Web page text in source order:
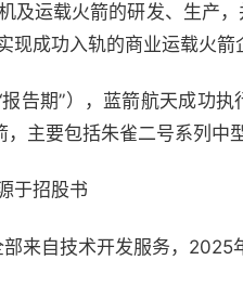
及运载火箭的研发、生产
成功入轨的商业运载火箭
告期”），蓝箭航天成功
，主要包括朱雀二号系列中
于招股书
来自技术开发服务，2025